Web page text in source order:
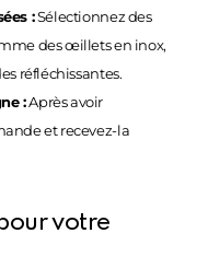
:Sélectionnez des
des œillets en inox,
réfléchissantes.
:Après avoir
et recevez-la
votre